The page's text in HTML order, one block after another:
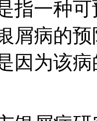
指一种
屑病的
因为该